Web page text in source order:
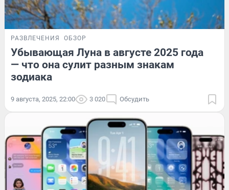
РАЗВЛЕЧЕНИЯ ОБЗОР
Убывающая Луна в августе 2025 года
— что она сулит разным знакам
зодиака
9 августа, 2025, 22:00 3 020 Обсудить